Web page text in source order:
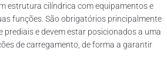
estrutura cilíndrica com equipamentos e
funções. São obrigatórios principalmente
prediais e devem estar posicionados a uma
de carregamento, de forma a garantir